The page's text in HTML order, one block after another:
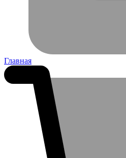
Главная